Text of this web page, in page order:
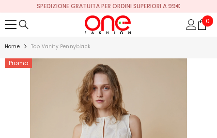
VAI DIRETTAMENTE AI CONTENUTI
SPEDIZIONE GRATUITA PER ORDINI SUPERIORI A 99€
0
0
Home Top Vanity Pennyblack
Promo